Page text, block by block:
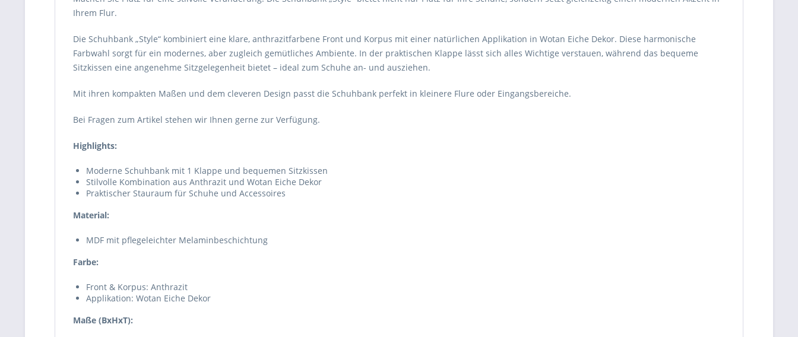
Ihrem Flur.
Die Schuhbank „Style“ kombiniert eine klare, anthrazitfarbene Front und Korpus mit einer natürlichen Applikation in Wotan Eiche Dekor. Diese harmonische
Farbwahl sorgt für ein modernes, aber zugleich gemütliches Ambiente. In der praktischen Klappe lässt sich alles Wichtige verstauen, während das bequeme
Sitzkissen eine angenehme Sitzgelegenheit bietet – ideal zum Schuhe an- und ausziehen.
Mit ihren kompakten Maßen und dem cleveren Design passt die Schuhbank perfekt in kleinere Flure oder Eingangsbereiche.
Bei Fragen zum Artikel stehen wir Ihnen gerne zur Verfügung.
Highlights:
Moderne Schuhbank mit 1 Klappe und bequemen Sitzkissen
Stilvolle Kombination aus Anthrazit und Wotan Eiche Dekor
Praktischer Stauraum für Schuhe und Accessoires
Material:
MDF mit pflegeleichter Melaminbeschichtung
Farbe:
Front & Korpus: Anthrazit
Applikation: Wotan Eiche Dekor
Maße (BxHxT):